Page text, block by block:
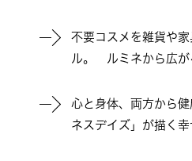
不要コスメを雑貨や
ル。 ルミネから広が
心と身体、両方から
ネスデイズ」が描く